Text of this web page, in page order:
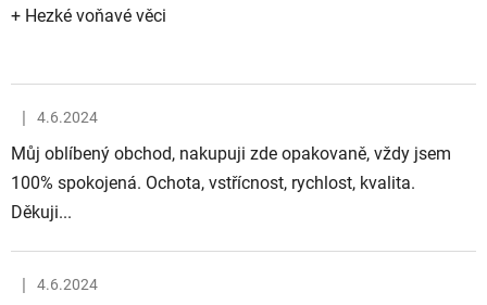
+ Hezké voňavé věci
Hodnocení obchodu je 5 z 5 hvězdiček.
4.6.2024
Můj oblíbený obchod, nakupuji zde opakovaně, vždy jsem
100% spokojená. Ochota, vstřícnost, rychlost, kvalita.
Děkuji...
Hodnocení obchodu je 5 z 5 hvězdiček.
4.6.2024